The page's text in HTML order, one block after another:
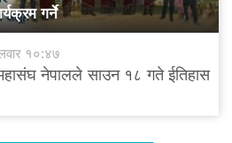
गर्ने
१०:४७
नेपालले साउन १८ गते ईतिहास